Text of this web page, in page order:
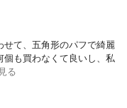
せて、五角形のパフで綺麗
個も買わなくて良いし、私
る